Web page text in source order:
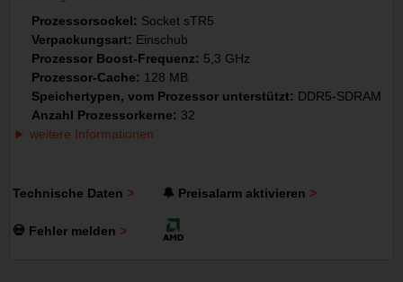
Prozessorsockel: Socket sTR5
Verpackungsart: Einschub
Prozessor Boost-Frequenz: 5,3 GHz
Prozessor-Cache: 128 MB
Speichertypen, vom Prozessor unterstützt: DDR5-SDRAM
Anzahl Prozessorkerne: 32
weitere Informationen
Technische Daten 🔔 Preisalarm aktivieren
💀 Fehler melden